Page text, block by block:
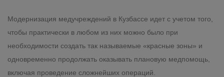
Модернизация медучреждений в Кузбассе идет с учетом того,
чтобы практически в любом из них можно было при
необходимости создать так называемые «красные зоны» и
одновременно продолжать оказывать плановую медпомощь,
включая проведение сложнейших операций.